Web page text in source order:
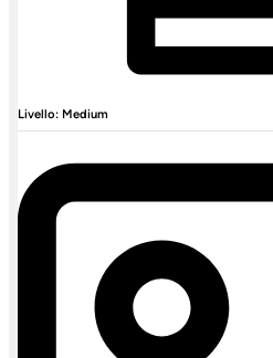
Livello: Medium